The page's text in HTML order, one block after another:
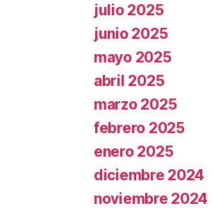
julio 2025
junio 2025
mayo 2025
abril 2025
marzo 2025
febrero 2025
enero 2025
diciembre 2024
noviembre 2024